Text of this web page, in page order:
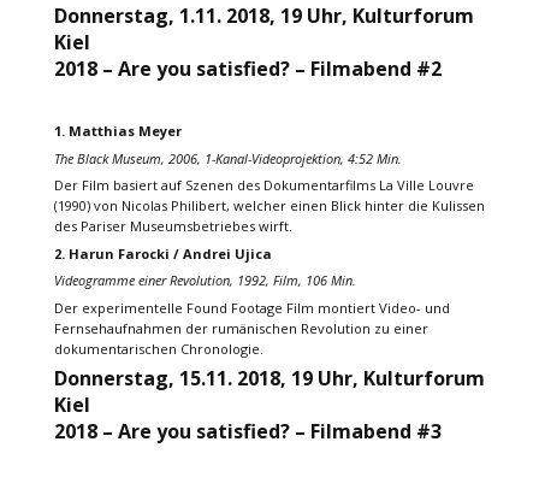
Donnerstag, 1.11. 2018, 19 Uhr, Kulturforum
Kiel
2018 – Are you satisfied? – Filmabend #2
1. Matthias Meyer
The Black Museum, 2006, 1-Kanal-Videoprojektion, 4:52 Min.
Der Film basiert auf Szenen des Dokumentarfilms La Ville Louvre
(1990) von Nicolas Philibert, welcher einen Blick hinter die Kulissen
des Pariser Museumsbetriebes wirft.
2. Harun Farocki / Andrei Ujica
Videogramme einer Revolution, 1992, Film, 106 Min.
Der experimentelle Found Footage Film montiert Video- und
Fernsehaufnahmen der rumänischen Revolution zu einer
dokumentarischen Chronologie.
Donnerstag, 15.11. 2018, 19 Uhr, Kulturforum
Kiel
2018 – Are you satisfied? – Filmabend #3